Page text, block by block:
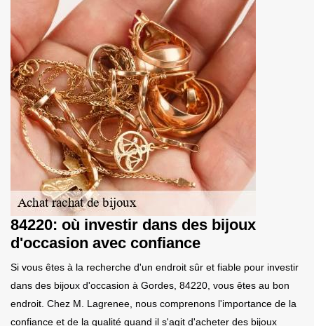
84220: où investir dans des bijoux
d'occasion avec confiance
Si vous êtes à la recherche d'un endroit sûr et fiable pour investir
dans des bijoux d'occasion à Gordes, 84220, vous êtes au bon
endroit. Chez M. Lagrenee, nous comprenons l'importance de la
confiance et de la qualité quand il s'agit d'acheter des bijoux